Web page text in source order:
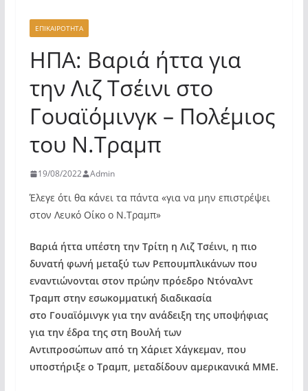
το διεφθαρμένο σύστημα εξουσίας»
ΕΠΙΚΑΙΡΟΤΗΤΑ
ΗΠΑ: Βαριά ήττα για
την Λιζ Τσέινι στο
Γουαϊόμινγκ – Πολέμιος
του Ν.Τραμπ
19/08/2022 Admin
Έλεγε ότι θα κάνει τα πάντα «για να μην επιστρέψει
στον Λευκό Οίκο ο Ν.Τραμπ»
Βαριά ήττα υπέστη την Τρίτη η Λιζ Τσέινι, η πιο
δυνατή φωνή μεταξύ των Ρεπουμπλικάνων που
εναντιώνονται στον πρώην πρόεδρο Ντόναλντ
Τραμπ στην εσωκομματική διαδικασία
στο Γουαϊόμινγκ για την ανάδειξη της υποψήφιας
για την έδρα της στη Βουλή των
Αντιπροσώπων από τη Χάριετ Χάγκεμαν, που
υποστήριξε ο Τραμπ, μεταδίδουν αμερικανικά ΜΜΕ.